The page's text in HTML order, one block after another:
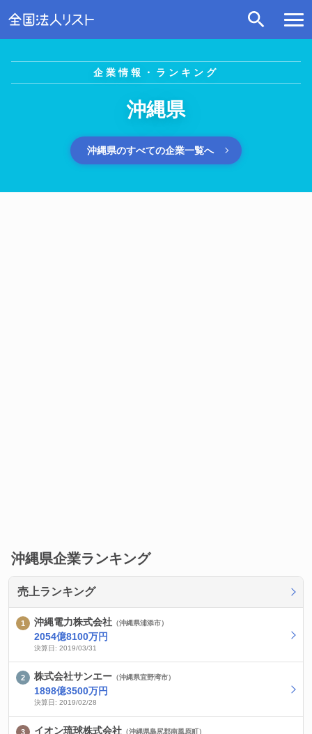
企業情報・ランキング
沖縄県
沖縄県のすべての企業一覧へ
沖縄県企業ランキング
売上ランキング
沖縄電力株式会社 （沖縄県浦添市）
2054億8100万円
決算日: 2019/03/31
株式会社サンエー （沖縄県宜野湾市）
1898億3500万円
決算日: 2019/02/28
イオン琉球株式会社 （沖縄県島尻郡南風原町）